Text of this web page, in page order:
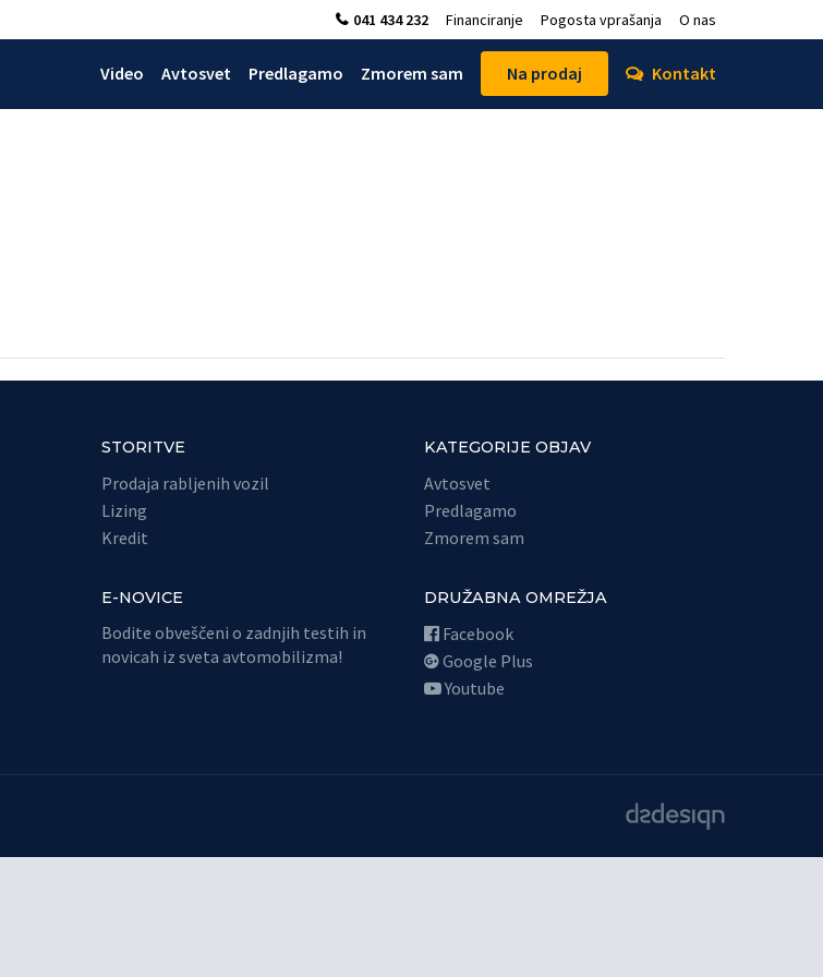
041 434 232 Financiranje Pogosta vprašanja O nas
Video Avtosvet Predlagamo Zmorem sam Na prodaj Kontakt
STORITVE
Prodaja rabljenih vozil
Lizing
Kredit
KATEGORIJE OBJAV
Avtosvet
Predlagamo
Zmorem sam
E-NOVICE
Bodite obveščeni o zadnjih testih in
novicah iz sveta avtomobilizma!
DRUŽABNA OMREŽJA
Facebook
Google Plus
Youtube